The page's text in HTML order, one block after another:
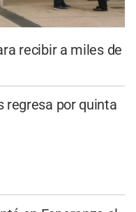
recibir a miles de
regresa por quinta